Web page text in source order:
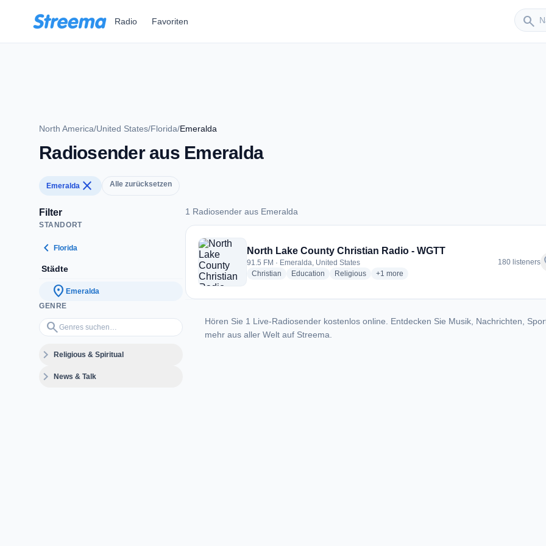
Radio Favoriten search
Sender
North America/United States/Florida/Emeralda
Radiosender aus Emeralda
Emeralda close Alle zurücksetzen
Filter
STANDORT
chevron_left Florida
Städte
location_on Emeralda
GENRE
search
Genres suchen…
expand_moreReligious & Spiritual
expand_moreNews & Talk
1 Radiosender aus Emeralda
1 Radiosender aus Emeralda
North Lake County Christian Radio - WGTT
91.5 FM · Emeralda, United States
Christian radio stations
Education radio stations
Religiousradio stations
+1 more genres for North Lake County Christian
more
180 listeners
Hören Sie 1 Live-Radiosender kostenlos online. Entdecken Sie Musik, Nachrichten,
mehr aus aller Welt auf Streema.